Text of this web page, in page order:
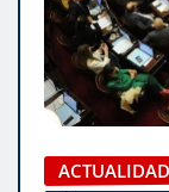
ACTUALIDAD